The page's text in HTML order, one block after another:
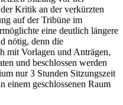
Kritik an der verkürzten
auf der Tribüne im
eine deutlich längere
nötig, denn die
mit Vorlagen und Anträgen,
und beschlossen werden
nur 3 Stunden Sitzungszeit
einem geschlossenen Raum